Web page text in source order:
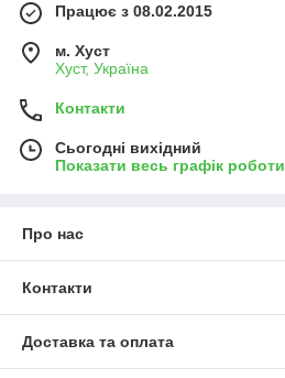
Працює з 08.02.2015
м. Хуст
Хуст, Україна
Контакти
Сьогодні вихідний
Показати весь графік роботи
Про нас
Контакти
Доставка та оплата